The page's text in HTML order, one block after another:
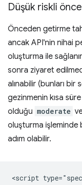
Düşük riskli
Önceden getirme
ancak API'nin nihai
oluşturma ile
sonra ziyaret
alınabilir (bunları bir
gezinmenin kısa
olduğu moderate
oluşturma işleminde
adım olabilir.
<script